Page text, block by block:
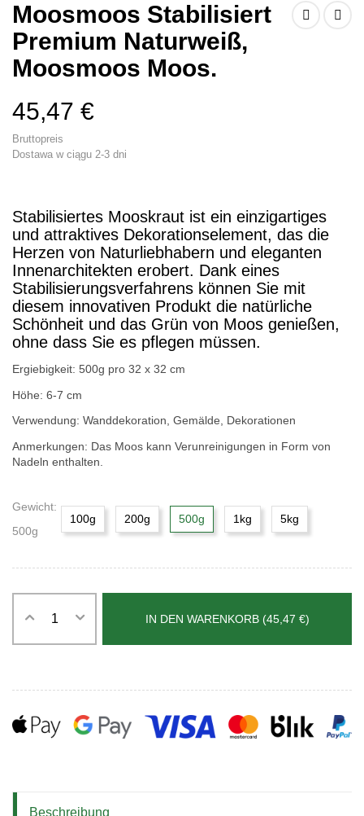
Moosmoos Stabilisiert
Premium Naturweiß,
Moosmoos Moos.
45,47 €
Bruttopreis
Dostawa w ciągu 2-3 dni
Stabilisiertes Mooskraut ist ein einzigartiges
und attraktives Dekorationselement, das die
Herzen von Naturliebhabern und eleganten
Innenarchitekten erobert. Dank eines
Stabilisierungsverfahrens können Sie mit
diesem innovativen Produkt die natürliche
Schönheit und das Grün von Moos genießen,
ohne dass Sie es pflegen müssen.
Ergiebigkeit: 500g pro 32 x 32 cm
Höhe: 6-7 cm
Verwendung: Wanddekoration, Gemälde, Dekorationen
Anmerkungen: Das Moos kann Verunreinigungen in Form von
Nadeln enthalten.
Gewicht:
500g
100g 200g 500g 1kg 5kg
IN DEN WARENKORB (45,47 €)
Beschreibung